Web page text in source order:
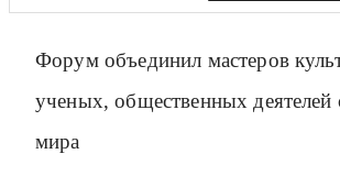
Форум объединил мастеров
ученых, общественных деятелей
мира